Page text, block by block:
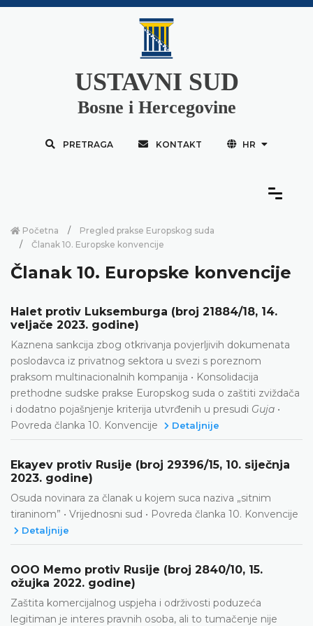
USTAVNI SUD
Bosne i Hercegovine
PRETRAGA KONTAKT HR
Početna
Pregled prakse Europskog suda
Članak 10. Europske konvencije
Članak 10. Europske konvencije
Halet protiv Luksemburga (broj 21884/18, 14.
veljače 2023. godine)
Kaznena sankcija zbog otkrivanja povjerljivih dokumenata
poslodavca iz privatnog sektora u svezi s poreznom
praksom multinacionalnih kompanija • Konsolidacija
prethodne sudske prakse Europskog suda o zaštiti zviždača
i dodatno pojašnjenje kriterija utvrđenih u presudi Guja •
Povreda članka 10. Konvencije
Detaljnije
Ekayev protiv Rusije (broj 29396/15, 10. siječnja
2023. godine)
Osuda novinara za članak u kojem suca naziva „sitnim
tiraninom” • Vrijednosni sud • Povreda članka 10. Konvencije
Detaljnije
OOO Memo protiv Rusije (broj 2840/10, 15.
ožujka 2022. godine)
Zaštita komercijalnog uspjeha i održivosti poduzeća
legitiman je interes pravnih osoba, ali to tumačenje nije